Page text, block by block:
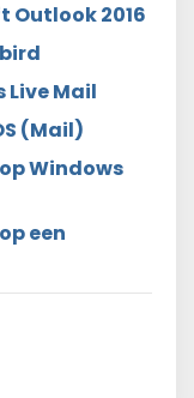
Outlook 2016
Mail
(Mail)
Windows
een